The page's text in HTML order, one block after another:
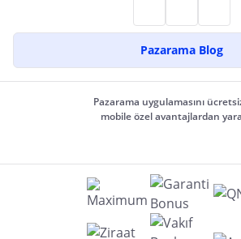
Pazarama Blog
Pazarama uygulamasını
mobile özel avantajlardan